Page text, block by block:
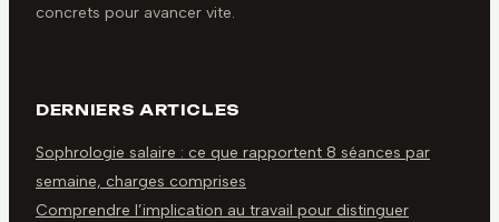
concrets pour avancer vite.
DERNIERS ARTICLES
Sophrologie salaire : ce que rapportent 8 séances par
semaine, charges comprises
Comprendre l’implication au travail pour distinguer